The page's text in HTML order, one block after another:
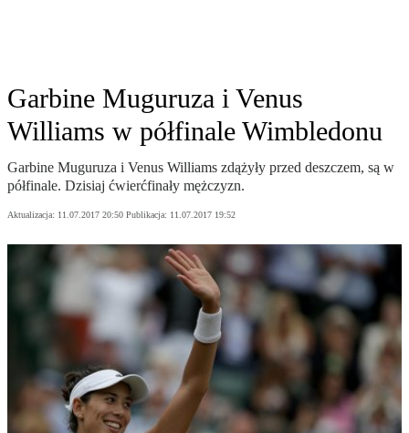
Garbine Muguruza i Venus
Williams w półfinale Wimbledonu
Garbine Muguruza i Venus Williams zdążyły przed deszczem, są w
półfinale. Dzisiaj ćwierćfinały mężczyzn.
Aktualizacja: 11.07.2017 20:50 Publikacja: 11.07.2017 19:52